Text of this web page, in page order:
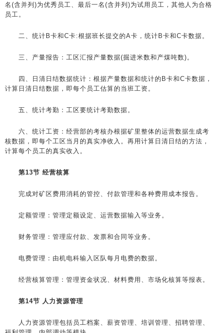
名(含并列)为优秀员工、最后一名(含并列)为试用员工，其他人为合格
员工。
二、统计B卡和C卡:根据班长提交的A卡，统计B卡和C卡数据。
三、产量报告：工区汇报产量数据(掘进米数和产煤吨数)。
四、日清日结数据统计：根据产量数据和统计的B卡和C卡数据，
计算日清日结数据，即每个员工估算的当班工资。
五、统计考勤：工区要统计考勤数据。
六、统计工资：经营部的考核办根据矿里整体的运营数据生成考
核数据，即每个工区当月的真实净收入。再用计算日清日结的方法，
计算每个员工的真实收入。
第13节 经营核算
完成对矿区费用消耗的管控、付款管理和各种费用成本报告。
定额管理：管理定额设定、运营数据输入等业务。
财务管理：管理应付款、发票和合同等业务。
电费管理：由机电科输入区队每月电费的数据。
经营核算管理：管理资金状况、材料费用、市场化核算等报表。
第14节 人力资源管理
人力资源管理包括员工档案、薪资管理、培训管理、招聘管理、